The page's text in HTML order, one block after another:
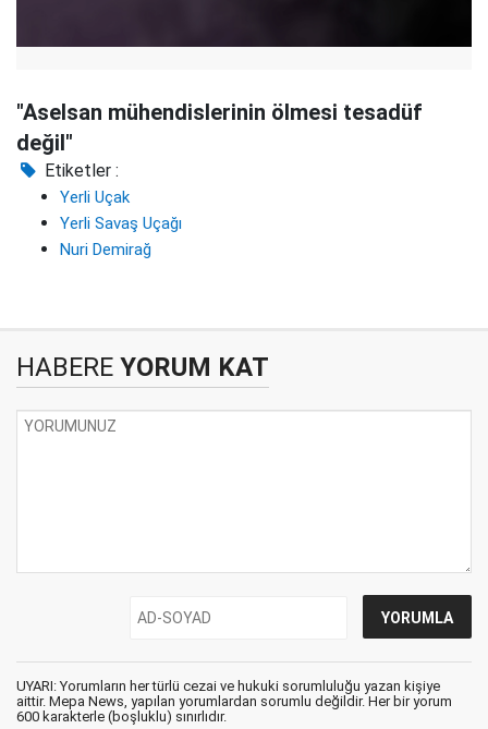
"Aselsan mühendislerinin ölmesi tesadüf
değil"
Etiketler :
Yerli Uçak
Yerli Savaş Uçağı
Nuri Demirağ
HABERE YORUM KAT
UYARI: Yorumların her türlü cezai ve hukuki sorumluluğu yazan kişiye
aittir. Mepa News, yapılan yorumlardan sorumlu değildir. Her bir yorum
600 karakterle (boşluklu) sınırlıdır.